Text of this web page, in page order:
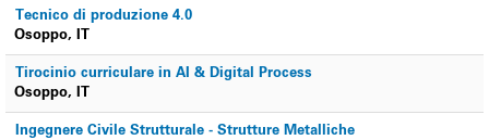
Tecnico di produzione 4.0
Osoppo, IT
Tirocinio curriculare in AI & Digital Process
Osoppo, IT
Ingegnere Civile Strutturale - Strutture Metalliche